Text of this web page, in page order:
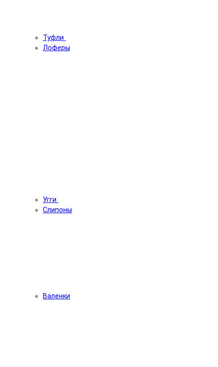
Туфли
Лоферы
Угги
Слипоны
Валенки